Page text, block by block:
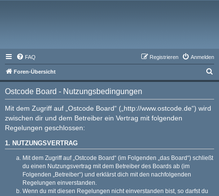
FAQ Anmelden
Registrieren
Foren-Übersicht
u
Ostcode Board - Nutzungsbedingungen
Mit dem Zugriff auf „Ostcode Board“ („http://www.ostcode.de“) wird
zwischen dir und dem Betreiber ein Vertrag mit folgenden
Regelungen geschlossen:
1. NUTZUNGSVERTRAG
Mit dem Zugriff auf „Ostcode Board“ (im Folgenden „das Board“) schließt
du einen Nutzungsvertrag mit dem Betreiber des Boards ab (im
Folgenden „Betreiber“) und erklärst dich mit den nachfolgenden
Regelungen einverstanden.
Wenn du mit diesen Regelungen nicht einverstanden bist, so darfst du